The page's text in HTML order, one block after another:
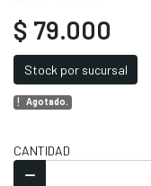
$ 79.000
Stock por sucursal
Agotado.
CANTIDAD